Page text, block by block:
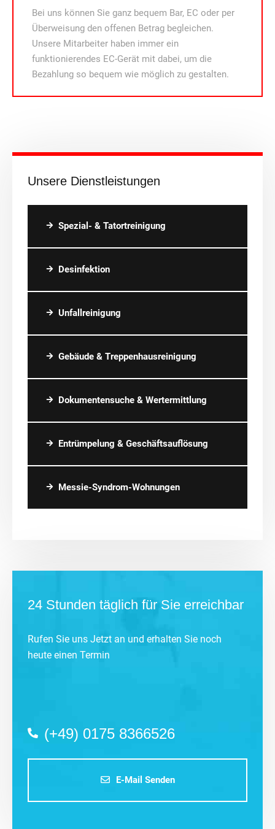
Unsere Dienstleistungen
Spezial- & Tatortreinigung
Desinfektion
Unfallreinigung
Gebäude & Treppenhausreinigung
Dokumentensuche & Wertermittlung
Entrümpelung & Geschäftsauflösung
Messie-Syndrom-Wohnungen
24 Stunden täglich für Sie erreichbar
Rufen Sie uns Jetzt an und erhalten Sie noch
heute einen Termin
(+49) 0175 8366526
E-Mail Senden
Bei uns können Sie ganz bequem Bar, EC oder per
Überweisung den offenen Betrag begleichen.
Unsere Mitarbeiter haben immer ein
funktionierendes EC-Gerät mit dabei, um die
Bezahlung so bequem wie möglich zu gestalten.